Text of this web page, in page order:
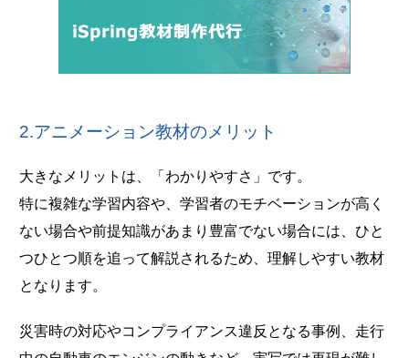
2.アニメーション教材のメリット
大きなメリットは、「わかりやすさ」です。
特に複雑な学習内容や、学習者のモチベーションが高く
ない場合や前提知識があまり豊富でない場合には、ひと
つひとつ順を追って解説されるため、理解しやすい教材
となります。
災害時の対応やコンプライアンス違反となる事例、走行